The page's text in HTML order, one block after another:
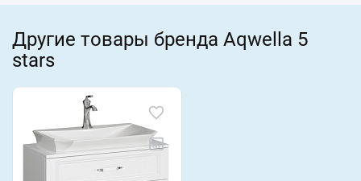
Другие товары бренда Aqwella 5
stars